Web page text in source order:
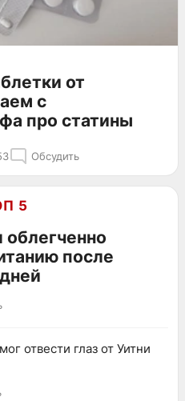
от
с
про статины
Обсудить
5
после
отвести глаз от Уитни